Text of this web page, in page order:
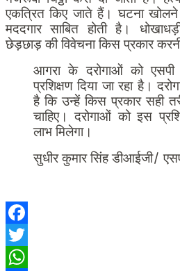
एकत्रित किए जाते हैं। घटना
मददगार साबित होती है।
छेड़छाड़ की विवेचना किस प्रकार
आगरा के दरोगाओं को एसपी
प्रशिक्षण दिया जा रहा है।
है कि उन्हें किस प्रकार सही
चाहिए। दरोगाओं को इस
लाभ मिलेगा।
सुधीर कुमार सिंह डीआईजी/
Facebook
Twitter